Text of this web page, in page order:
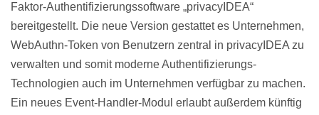
Faktor-Authentifizierungssoftware „privacyIDEA“
bereitgestellt. Die neue Version gestattet es Unternehmen,
WebAuthn-Token von Benutzern zentral in privacyIDEA zu
verwalten und somit moderne Authentifizierungs-
Technologien auch im Unternehmen verfügbar zu machen.
Ein neues Event-Handler-Modul erlaubt außerdem künftig